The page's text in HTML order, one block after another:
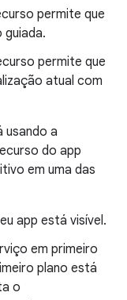
permite que
guiada.
permite que
atual com
usando a
do app
em uma das
app está visível.
em primeiro
plano está
o